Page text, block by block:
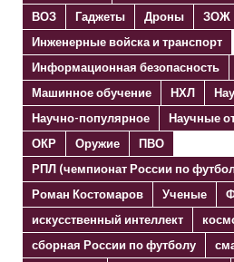
ВОЗ
Гаджеты Дроны
ЗОЖ
Инженерные войска и транспорт
Информационная безопасность
Машинное обучение
НХЛ
Научно-популярное
Научные
ОКР
Оружие
ПВО
РПЛ (чемпионат России по
Роман Костомаров
Ученые
искусственный интеллект
сборная России по футболу